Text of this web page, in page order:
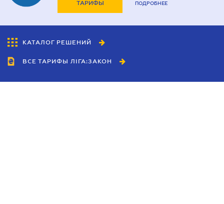
ТАРИФЫ ПОДРОБНЕЕ
КАТАЛОГ РЕШЕНИЙ
ВСЕ ТАРИФЫ ЛІГА:ЗАКОН